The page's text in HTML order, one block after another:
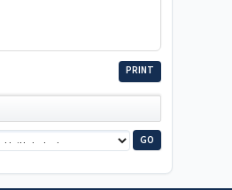
PRINT